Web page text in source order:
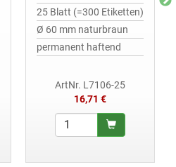
25 Blatt (=300 Etiketten)
Ø 60 mm naturbraun
permanent haftend
ArtNr. L7106-25
16,71 €